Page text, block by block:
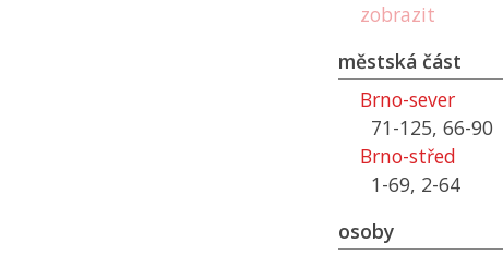
zobrazit
městská část
Brno-sever
71-125, 66-90
Brno-střed
1-69, 2-64
osoby